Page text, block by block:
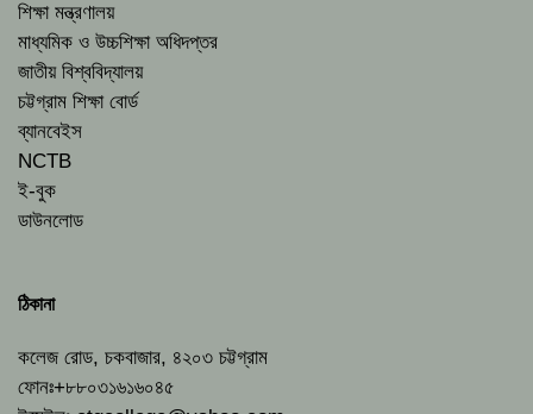
শিক্ষা মন্ত্রণালয়
মাধ্যমিক ও উচ্চশিক্ষা অধিদপ্তর
জাতীয় বিশ্ববিদ্যালয়
চট্টগ্রাম শিক্ষা বোর্ড
ব্যানবেইস
NCTB
ই-বুক
ডাউনলোড
ঠিকানা
কলেজ রোড, চকবাজার, ৪২০৩ চট্টগ্রাম
ফোনঃ+৮৮০৩১৬১৬০৪৫